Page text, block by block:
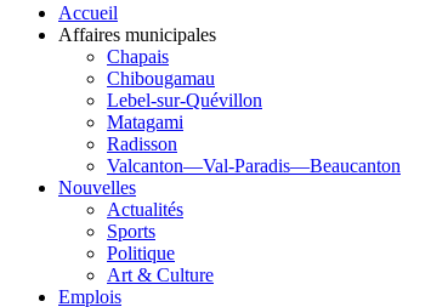
Accueil
Affaires municipales
Chapais
Chibougamau
Lebel-sur-Quévillon
Matagami
Radisson
Valcanton—Val-Paradis—Beaucanton
Nouvelles
Actualités
Sports
Politique
Art & Culture
Emplois